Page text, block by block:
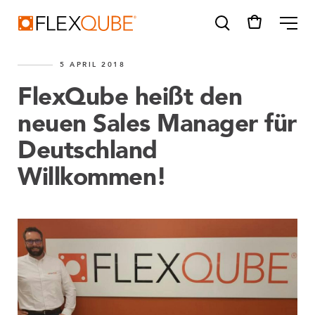
SUGGESTIONS
Tugger cart
Find a sales person
How do I order?
5 APRIL 2018
FlexQube heißt den
neuen Sales Manager für
Deutschland
Willkommen!